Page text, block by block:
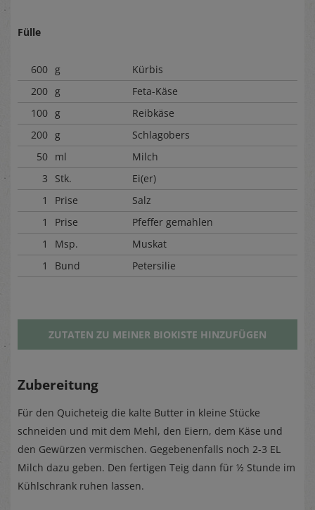
Fülle
600 g
Kürbis
200 g
Feta-Käse
100 g
Reibkäse
200 g
Schlagobers
50 ml
Milch
3
Stk.
Ei(er)
1
Prise
Salz
1
Prise
Pfeffer gemahlen
1
Msp.
Muskat
1
Bund Petersilie
ZUTATEN ZU MEINER BIOKISTE HINZUFÜGEN
Zubereitung
Für den Quicheteig die kalte Butter in kleine Stücke
schneiden und mit dem Mehl, den Eiern, dem Käse und
den Gewürzen vermischen. Gegebenenfalls noch 2-3 EL
Milch dazu geben. Den fertigen Teig dann für ½ Stunde im
Kühlschrank ruhen lassen.